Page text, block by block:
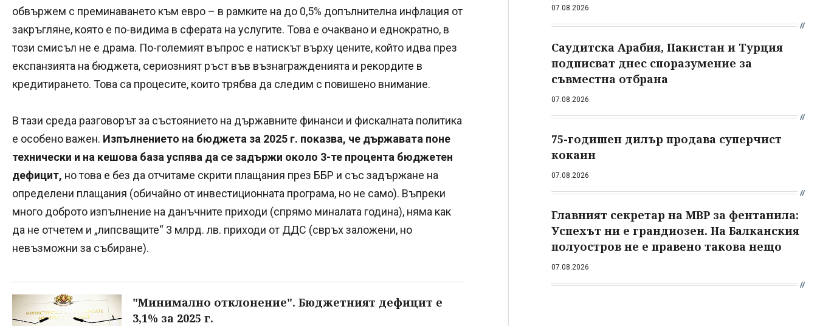
обвържем с преминаването към евро – в рамките на до 0,5% допълнителна инфлация от
закръгляне, която е по-видима в сферата на услугите. Това е очаквано и еднократно, в
този смисъл не е драма. По-големият въпрос е натискът върху цените, който идва през
експанзията на бюджета, сериозният ръст във възнагражденията и рекордите в
кредитирането. Това са процесите, които трябва да следим с повишено внимание.
В тази среда разговорът за състоянието на държавните финанси и фискалната политика
е особено важен. Изпълнението на бюджета за 2025 г. показва, че държавата поне
технически и на кешова база успява да се задържи около 3-те процента бюджетен
дефицит, но това е без да отчитаме скрити плащания през ББР и със задържане на
определени плащания (обичайно от инвестиционната програма, но не само). Въпреки
много доброто изпълнение на данъчните приходи (спрямо миналата година), няма как
да не отчетем и „липсващите“ 3 млрд. лв. приходи от ДДС (свръх заложени, но
невъзможни за събиране).
"Минимално отклонение". Бюджетният дефицит е
3,1% за 2025 г.
07.08.2026
Саудитска Арабия, Пакистан и Турция
подписват днес споразумение за
съвместна отбрана
07.08.2026
75-годишен дилър продава суперчист
кокаин
07.08.2026
Главният секретар на МВР за фентанила:
Успехът ни е грандиозен. На Балканския
полуостров не е правено такова нещо
07.08.2026